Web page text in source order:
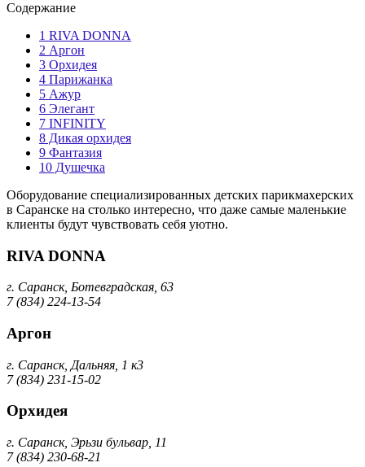
Содержание
1 RIVA DONNA
2 Аргон
3 Орхидея
4 Парижанка
5 Ажур
6 Элегант
7 INFINITY
8 Дикая орхидея
9 Фантазия
10 Душечка
Оборудование специализированных детских парикмахерских
в Саранске на столько интересно, что даже самые маленькие
клиенты будут чувствовать себя уютно.
RIVA DONNA
г. Саранск, Ботевградская, 63
7 (834) 224-13-54
Аргон
г. Саранск, Дальняя, 1 к3
7 (834) 231-15-02
Орхидея
г. Саранск, Эрьзи бульвар, 11
7 (834) 230-68-21